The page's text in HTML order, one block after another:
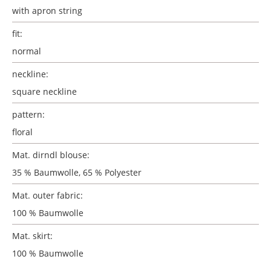
with apron string
fit:
normal
neckline:
square neckline
pattern:
floral
Mat. dirndl blouse:
35 % Baumwolle, 65 % Polyester
Mat. outer fabric:
100 % Baumwolle
Mat. skirt:
100 % Baumwolle